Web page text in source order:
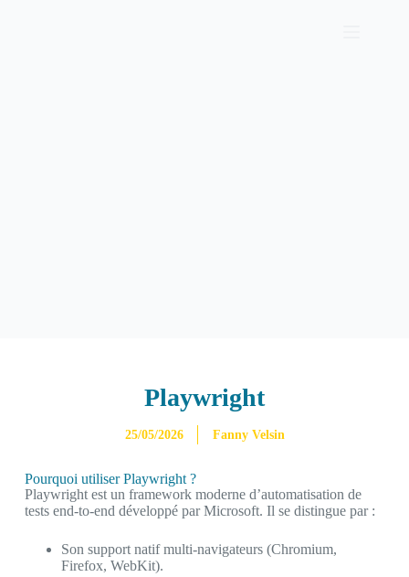
Playwright
25/05/2026 Fanny Velsin
Pourquoi utiliser Playwright ?
Playwright est un framework moderne d’automatisation de
tests end-to-end développé par Microsoft. Il se distingue par :
Son support natif multi-navigateurs (Chromium,
Firefox, WebKit).